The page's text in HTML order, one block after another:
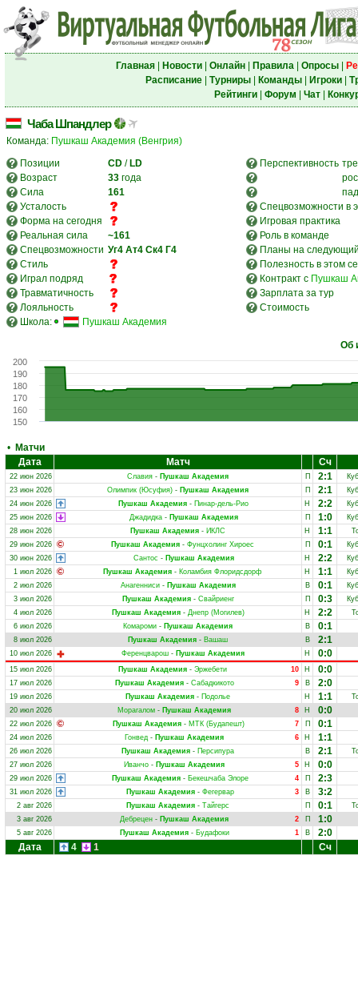
Главная| Новости| Онлайн| Правила| Опросы|
Расписание| Турниры| Команды| Игроки|
Рейтинги| Форум Чат|
Чаба Шпандлер
Команда: Пушкаш Академия (Венгрия)
Позиции
CD / LD Перспективность
Возраст
33 года
Сила
161
Усталость
Спецвозможности в
Форма на сегодня
Игровая практика
Реальная сила
~161
Роль в команде
Спецвозможности Уг4 Ат4 Ск4 Г4
Планы на
Стиль
Полезность в этом
Играл подряд
Контракт с Пушкаш
Травматичность
Зарплата за тур
Лояльность
Стоимость
Школа:
Пушкаш Академия
Об
150
160
170
180
190
200
• Матчи
Дата
Матч Сч
22 июн 2026
Славия - Пушкаш Академия П 2:1
23 июн 2026
Олимпик (Юсуфия) - Пушкаш Академия П 2:1
24 июн 2026
Пушкаш Академия - Пинар-дель-Рио Н 2:2
25 июн 2026
Джадидка- Пушкаш Академия П 1:0
28 июн 2026
Пушкаш Академия - ИКЛС Н 1:1
29 июн 2026
Пушкаш Академия- Фунцхолинг Хироес П 0:1
30 июн 2026
Сантос - Пушкаш Академия Н 2:2
1 июл 2026
Пушкаш Академия - Коламбия Флоридсдорф Н 1:1
2 июл 2026
Анагенниси- Пушкаш Академия В 0:1
3 июл 2026
Пушкаш Академия- Свайриенг П 0:3
4 июл 2026
Пушкаш Академия- Днепр (Могилев) Н 2:2
6 июл 2026
Комароми - Пушкаш Академия В 0:1
8 июл 2026 Пушкаш Академия - Вашаш В 2:1
10 июл 2026 Ференцварош- Пушкаш Академия Н 0:0
15 июл 2026 10
Пушкаш Академия- Эржебети Н 0:0
17 июл 2026 9
Пушкаш Академия- Сабадкикото В 2:0
19 июл 2026 Пушкаш Академия - Подолье Н 1:1
20 июл 2026
8
Морагалом - Пушкаш Академия Н 0:0
22 июл 2026 7
Пушкаш Академия - МТК (Будапешт) П 0:1
24 июл 2026 6
Гонвед - Пушкаш Академия Н 1:1
26 июл 2026 Пушкаш Академия - Персипура В 2:1
27 июл 2026
5
Иванчо - Пушкаш Академия Н 0:0
29 июл 2026 4
Пушкаш Академия- Бекешчаба Элоре П 2:3
31 июл 2026 3
Пушкаш Академия- Фегервар В 3:2
2 авг 2026 Пушкаш Академия - Тайгерс П 0:1
3 авг 2026
2
Дебрецен - Пушкаш Академия П 1:0
5 авг 2026 1
Пушкаш Академия- Будафоки В
2:0
Дата
4 1 Сч